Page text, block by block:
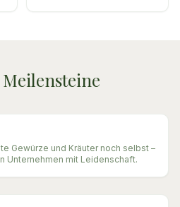
Gewürze und Kräuter noch selbst –
Unternehmen mit Leidenschaft.